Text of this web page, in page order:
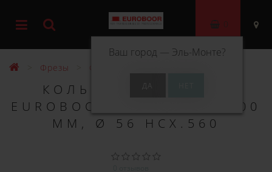
Ваш город — Эль-Монте?
0
Фрезы Фрезы HSS 100 мм
КОЛЬЦЕВОЕ СВЕРЛО
EUROBOOR HSS ДЛИНА 100
ММ, Ø 56 HCX.560